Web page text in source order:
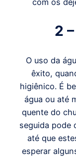
com os
2
O uso da
êxito,
higiênico. É
água ou até
quente do
seguida pode
até que
esperar